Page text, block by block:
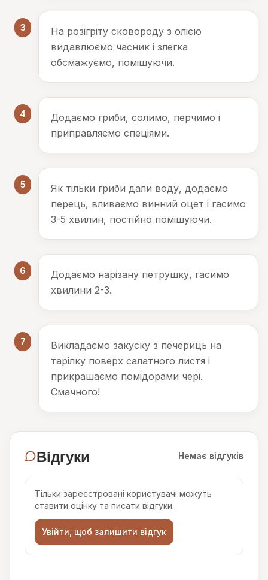
3
На розігріту сковороду з олією
видавлюємо часник і злегка
обсмажуємо, помішуючи.
4
Додаємо гриби, солимо, перчимо і
приправляємо спеціями.
5
Як тільки гриби дали воду, додаємо
перець, вливаємо винний оцет і гасимо
3-5 хвилин, постійно помішуючи.
6
Додаємо нарізану петрушку, гасимо
хвилини 2-3.
7
Викладаємо закуску з печериць на
тарілку поверх салатного листя і
прикрашаємо помідорами чері.
Смачного!
Відгуки Немає відгуків
Тільки зареєстровані користувачі можуть
ставити оцінку та писати відгуки.
Увійти, щоб залишити відгук